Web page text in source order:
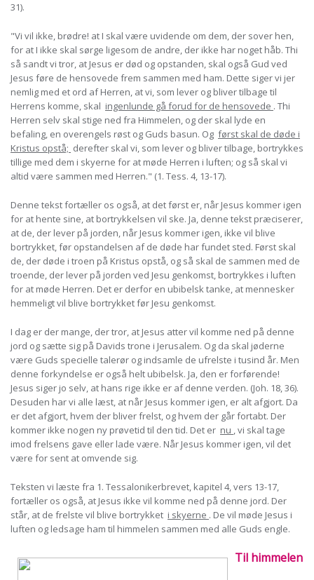
31).
"Vi vil ikke, brødre! at I skal være uvidende om dem, der sover hen,
for at I ikke skal sørge ligesom de andre, der ikke har noget håb. Thi
så sandt vi tror, at Jesus er død og opstanden, skal også Gud ved
Jesus føre de hensovede frem sammen med ham. Dette siger vi jer
nemlig med et ord af Herren, at vi, som lever og bliver tilbage til
Herrens komme, skal ingenlunde gå forud for de hensovede . Thi
Herren selv skal stige ned fra Himmelen, og der skal lyde en
befaling, en overengels røst og Guds basun. Og først skal de døde i
Kristus opstå; derefter skal vi, som lever og bliver tilbage, bortrykkes
tillige med dem i skyerne for at møde Herren i luften; og så skal vi
altid være sammen med Herren." (1. Tess. 4, 13-17).
Denne tekst fortæller os også, at det først er, når Jesus kommer igen
for at hente sine, at bortrykkelsen vil ske. Ja, denne tekst præciserer,
at de, der lever på jorden, når Jesus kommer igen, ikke vil blive
bortrykket, før opstandelsen af de døde har fundet sted. Først skal
de, der døde i troen på Kristus opstå, og så skal de sammen med de
troende, der lever på jorden ved Jesu genkomst, bortrykkes i luften
for at møde Herren. Det er derfor en ubibelsk tanke, at mennesker
hemmeligt vil blive bortrykket før Jesu genkomst.
I dag er der mange, der tror, at Jesus atter vil komme ned på denne
jord og sætte sig på Davids trone i Jerusalem. Og da skal jøderne
være Guds specielle talerør og indsamle de ufrelste i tusind år. Men
denne forkyndelse er også helt ubibelsk. Ja, den er forførende!
Jesus siger jo selv, at hans rige ikke er af denne verden. (Joh. 18, 36).
Desuden har vi alle læst, at når Jesus kommer igen, er alt afgjort. Da
er det afgjort, hvem der bliver frelst, og hvem der går fortabt. Der
kommer ikke nogen ny prøvetid til den tid. Det er nu , vi skal tage
imod frelsens gave eller lade være. Når Jesus kommer igen, vil det
være for sent at omvende sig.
Teksten vi læste fra 1. Tessalonikerbrevet, kapitel 4, vers 13-17,
fortæller os også, at Jesus ikke vil komme ned på denne jord. Der
står, at de frelste vil blive bortrykket i skyerne . De vil møde Jesus i
luften og ledsage ham til himmelen sammen med alle Guds engle.
Til himmelen